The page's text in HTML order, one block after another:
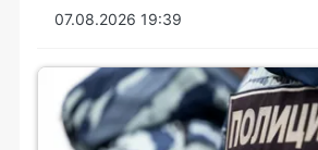
07.08.2026 19:39